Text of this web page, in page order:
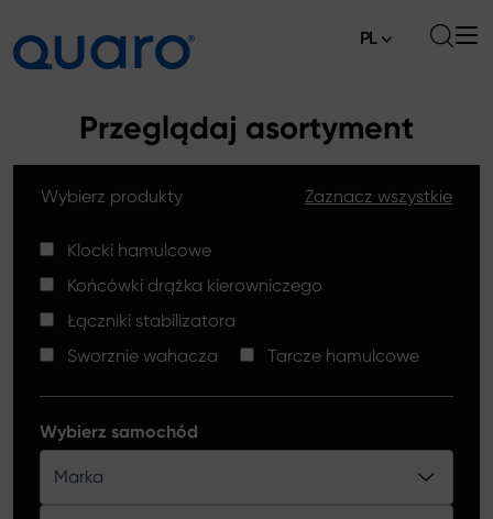
Klocki hamulcowe
Tarcze hamulcowe High Carbon
Końcówki drążków kierowniczych
Klocki hamulcowe Silver Ceramic
Katalog
Aktualności
Gdzie kupić
Kontakt
PL
Przeglądaj asortyment
Wybierz produkty Zaznacz wszystkie
Klocki hamulcowe
Końcówki drążka kierowniczego
Łączniki stabilizatora
Sworznie wahacza
Tarcze hamulcowe
Wybierz samochód
Marka